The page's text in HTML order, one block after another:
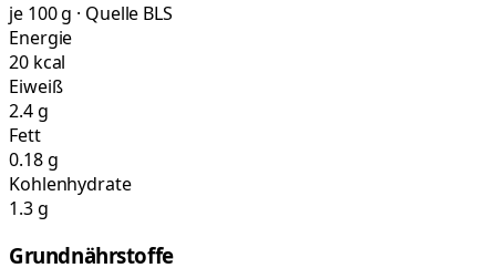
je 100 g · Quelle BLS
Energie
20 kcal
Eiweiß
2.4 g
Fett
0.18 g
Kohlenhydrate
1.3 g
Grundnährstoffe